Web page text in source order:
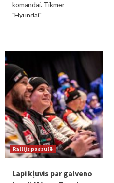
komandai. Tikmēr
"Hyundai"...
Rallijs pasaulē
Lapi kļuvis par galveno